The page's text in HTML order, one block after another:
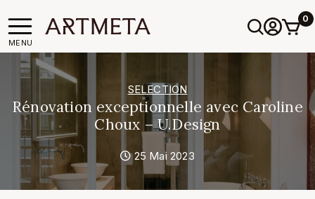
MENU
0
SELECTION
Rénovation exceptionnelle avec Caroline
Choux – U.Design
25 Mai 2023